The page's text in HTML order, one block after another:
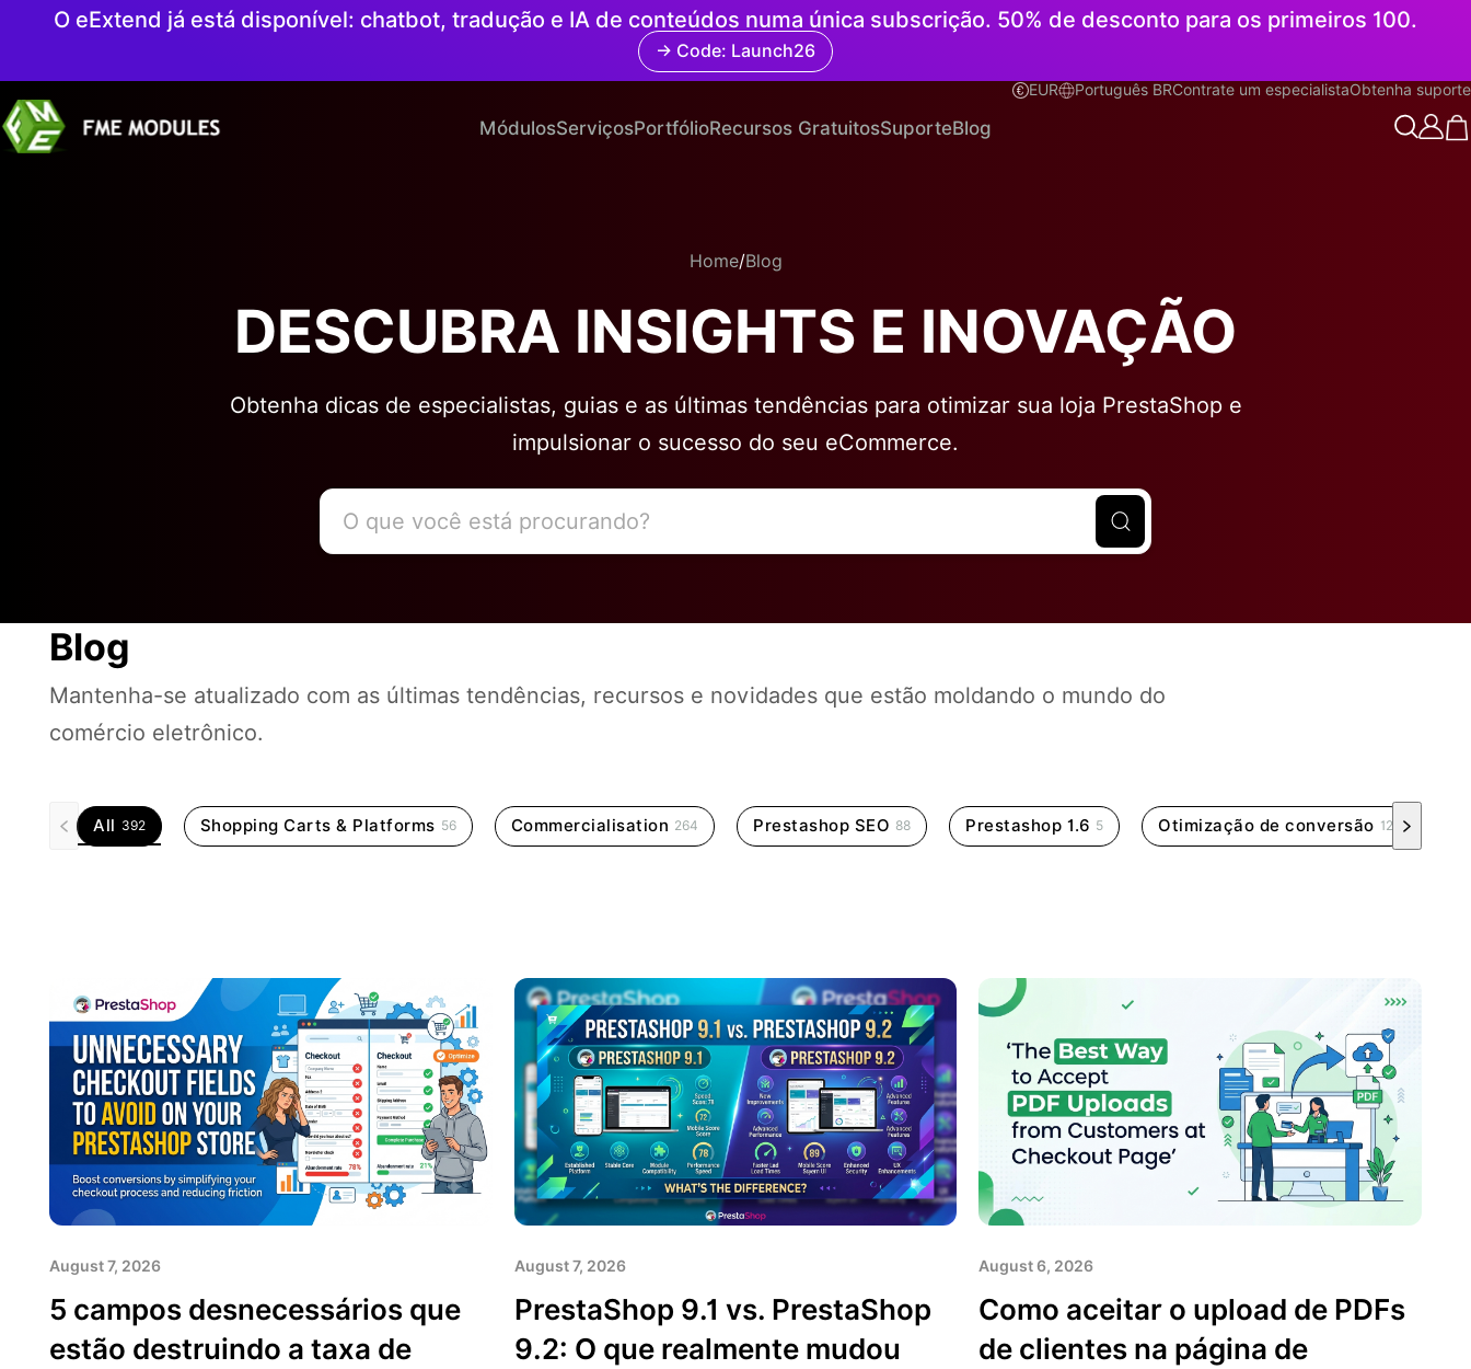
O eExtend já está disponível: chatbot, tradução e IA de conteúdos numa única subscrição. 50% de desconto para os primeiros 100.
→ Code: Launch26
EUR Português BR
Português BR Contrate um especialistaObtenha suporte
MódulosServiçosPortfólioRecursos GratuitosSuporteBlog
Home/Blog
DESCUBRA INSIGHTS E INOVAÇÃO
Obtenha dicas de especialistas, guias e as últimas tendências para otimizar sua loja PrestaShop e
impulsionar o sucesso do seu eCommerce.
Blog
Mantenha-se atualizado com as últimas tendências, recursos e novidades que estão moldando o mundo do
comércio eletrônico.
All 392 Shopping Carts & Platforms 56 Commercialisation 264 Prestashop SEO 88 Prestashop 1.6 5 Otimização de conversão 12
August 7, 2026
5 campos desnecessários que
estão destruindo a taxa de
August 7, 2026
PrestaShop 9.1 vs. PrestaShop
9.2: O que realmente mudou
August 6, 2026
Como aceitar o upload de PDFs
de clientes na página de